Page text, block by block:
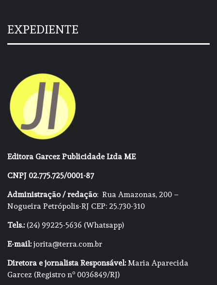
EXPEDIENTE
Editora Garcez Publicidade Ltda ME
CNPJ 02.775.725/0001-87
Administração / redação: Rua Amazonas, 200 –
Nogueira Petrópolis-RJ CEP: 25.730-310
Tels.:(24) 99225-5636 (Whatsapp)
E-mail:jorita@terra.com.br
Diretora e jornalista Responsável:Maria Aparecida
Garcez (Registro nº 0036849/RJ)